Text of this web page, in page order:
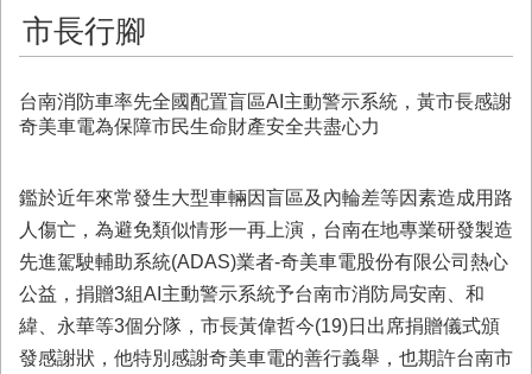
字
災
害
救
辦
簡
介
災
防
新
聞
市長行腳
台南消防車率先全國配置盲區AI主動警示系統，黃市長感謝
奇美車電為保障市民生命財產安全共盡心力
鑑於近年來常發生大型車輛因盲區及內輪差等因素造成用路
人傷亡，為避免類似情形一再上演，台南在地專業研發製造
先進駕駛輔助系統(ADAS)業者-奇美車電股份有限公司熱心
公益，捐贈3組AI主動警示系統予台南市消防局安南、和
緯、永華等3個分隊，市長黃偉哲今(19)日出席捐贈儀式頒
發感謝狀，他特別感謝奇美車電的善行義舉，也期許台南市